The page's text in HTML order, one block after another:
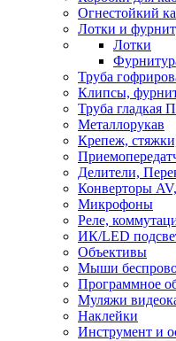
Огнестойкий
Лотки и
Лотки
Труба
Клипсы,
Труба гладкая
Металлорукав
Крепеж,
Делители,
Конверторы
Микрофоны
Реле,
ИК/LED
Объективы
Мыши
Программное
Муляжи
Наклейки
Инструмент и